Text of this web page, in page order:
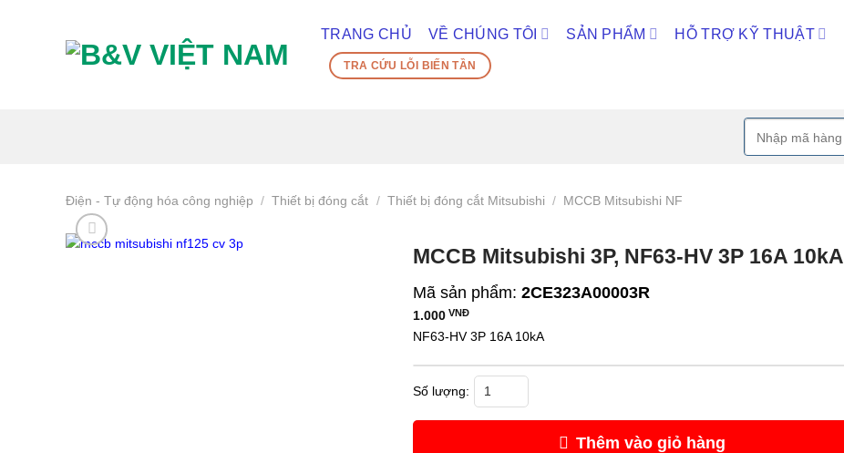
TRANG CHỦ VỀ CHÚNG TÔI SẢN PHẨM HỖ TRỢ KỸ THUẬT
TRA CỨU LỖI BIẾN TẦN
Tìm
kiếm:
Điện - Tự động hóa công nghiệp / Thiết bị đóng cắt / Thiết bị đóng cắt Mitsubishi / MCCB Mitsubishi NF
MCCB Mitsubishi 3P, NF63-HV 3P 16A 10kA
Mã sản phẩm: 2CE323A00003R
1.000VNĐ
NF63-HV 3P 16A 10kA
MCCB Mitsubishi 3P, NF63-HV 3P 16A 10kA số lượng
Thêm vào giỏ hàng